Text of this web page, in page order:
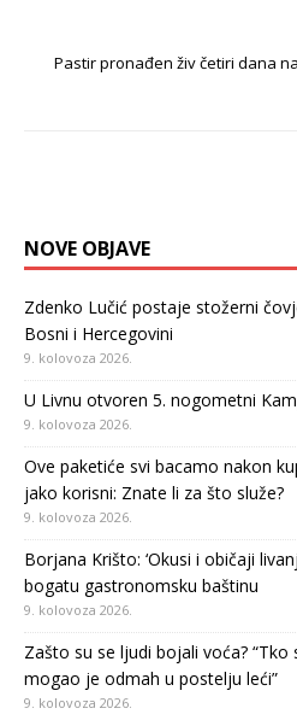
Pastir pronađen živ četiri dana
NOVE OBJAVE
Zdenko Lučić postaje stožerni
Bosni i Hercegovini
9. kolovoza 2026.
U Livnu otvoren 5. nogometni
9. kolovoza 2026.
Ove paketiće svi bacamo nakon
jako korisni: Znate li za što služe?
9. kolovoza 2026.
Borjana Krišto: ‘Okusi i običaji
bogatu gastronomsku baštinu
9. kolovoza 2026.
Zašto su se ljudi bojali voća?
mogao je odmah u postelju leći”
9. kolovoza 2026.